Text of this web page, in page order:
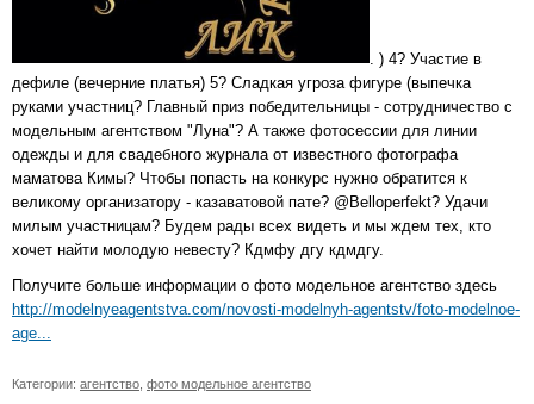
. ) 4? Участие в
дефиле (вечерние платья) 5? Сладкая угроза фигуре (выпечка
руками участниц? Главный приз победительницы - сотрудничество с
модельным агентством "Луна"? А также фотосессии для линии
одежды и для свадебного журнала от известного фотографа
маматова Кимы? Чтобы попасть на конкурс нужно обратится к
великому организатору - казаватовой пате? @Belloperfekt? Удачи
милым участницам? Будем рады всех видеть и мы ждем тех, кто
хочет найти молодую невесту? Кдмфу дгу кдмдгу.
Получите больше информации о фото модельное агентство здесь
http://modelnyeagentstva.com/novosti-modelnyh-agentstv/foto-modelnoe-
age...
Категории: агентство фото модельное агентство